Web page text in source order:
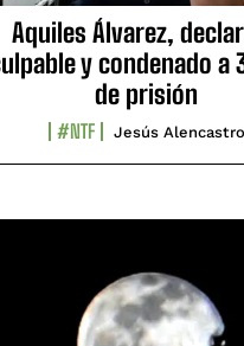
Aquiles Álvarez,
y condenado a
de prisión
#NTF Jesús Alencastro